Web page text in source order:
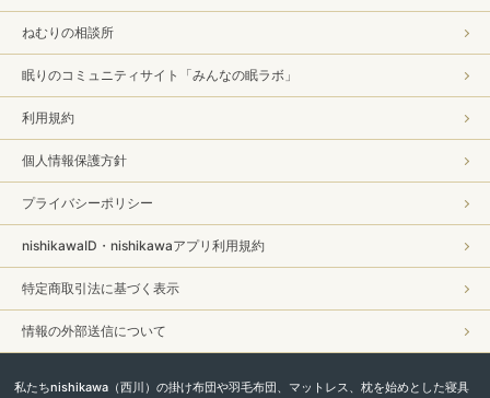
ねむりの相談所
眠りのコミュニティサイト「みんなの眠ラボ」
利用規約
個人情報保護方針
プライバシーポリシー
nishikawaID・nishikawaアプリ利用規約
特定商取引法に基づく表示
情報の外部送信について
私たちnishikawa（西川）の掛け布団や羽毛布団、マットレス、枕を始めとした寝具